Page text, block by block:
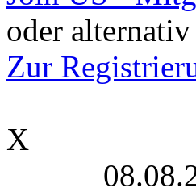
oder
Zur
X